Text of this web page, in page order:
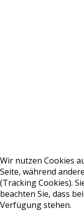
Wir nutzen Cookies
Seite, während
(Tracking Cookies).
beachten Sie, dass
Verfügung stehen.